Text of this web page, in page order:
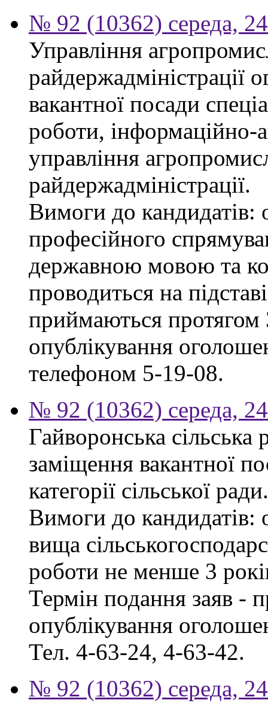
№ 92 (10362) середа,
Управління
райдержадміністрації
вакантної посади
роботи, інформаційно-
управління
райдержадміністрації.
Вимоги до кандидатів:
професійного
державною мовою та
проводиться на
приймаються протягом
опублікування
телефоном 5-19-08.
№ 92 (10362) середа,
Гайворонська
заміщення вакантної
категорії сільської ради.
Вимоги до кандидатів:
вища
роботи не менше 3
Термін подання заяв -
опублікування
Тел. 4-63-24, 4-63-42.
№ 92 (10362) середа,